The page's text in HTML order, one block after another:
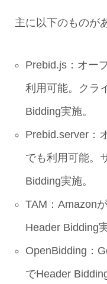
主に以下のものが
Prebid.js：オー
利用可能。クラ
Bidding実施。
Prebid.server：
でも利用可能。
Bidding実施。
TAM：Amazon
Header Bidding
OpenBidding：
でHeader